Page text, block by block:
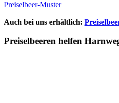
Preiselbeer-Muster
Auch bei uns erhältlich:
Preiselbeeren helfen